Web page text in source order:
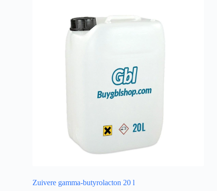
Zuivere gamma-butyrolacton 20 l